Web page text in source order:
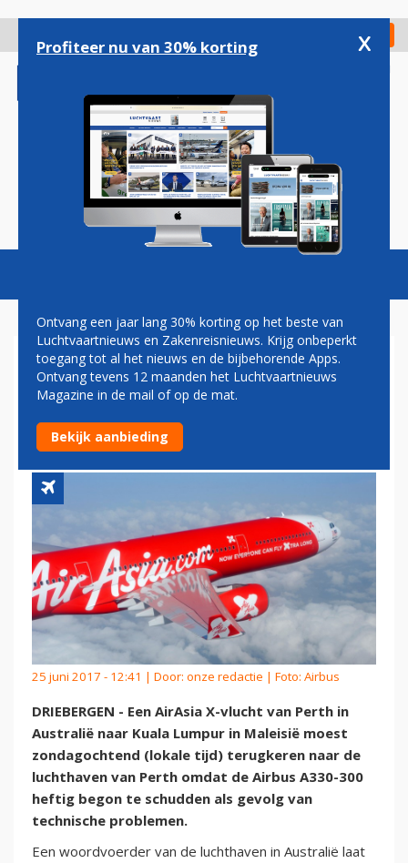
gaan
Check in
Magazine Podcasts Vacatures
AIR ASIA X TOESTEL KEERT AL
SCHUDDEND TERUG NAAR
PERTH
25 juni 2017 - 12:41 | Door: onze redactie | Foto: Airbus
DRIEBERGEN - Een AirAsia X-vlucht van Perth in
Australië naar Kuala Lumpur in Maleisië moest
zondagochtend (lokale tijd) terugkeren naar de
luchthaven van Perth omdat de Airbus A330-300
heftig begon te schudden als gevolg van
technische problemen.
Een woordvoerder van de luchthaven in Australië laat
Profiteer nu van 30% korting x
Ontvang een jaar lang 30% korting op het beste van
Luchtvaartnieuws en Zakenreisnieuws. Krijg onbeperkt
toegang tot al het nieuws en de bijbehorende Apps.
Ontvang tevens 12 maanden het Luchtvaartnieuws
Magazine in de mail of op de mat.
Bekijk aanbieding